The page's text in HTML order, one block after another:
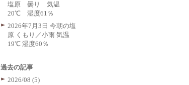
塩原 曇り 気温
20℃ 湿度61％
2026年7月3日 今朝の塩
原 くもり／小雨 気温
19℃ 湿度60％
過去の記事
2026/08 (5)